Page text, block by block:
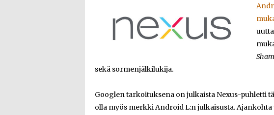
sekä sormenjälkilukija.
Googlen tarkoituksena on julkaista Nexus-puhletti
olla myös merkki Android L:n julkaisusta.